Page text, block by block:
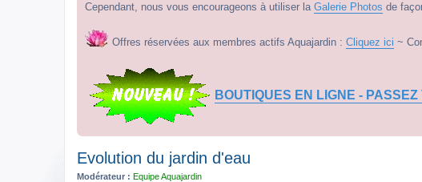
Cependant, nous vous encourageons à utiliser la Galerie Photos de
Offres réservées aux membres actifs Aquajardin : Cliquez ici ~
BOUTIQUES EN LIGNE -
Evolution du jardin d'eau
Modérateur : Equipe Aquajardin